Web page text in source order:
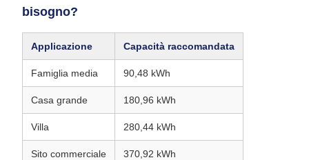
bisogno?
Applicazione Capacità raccomandata
Famiglia media 90,48 kWh
Casa grande 180,96 kWh
Villa 280,44 kWh
Sito commerciale 370,92 kWh